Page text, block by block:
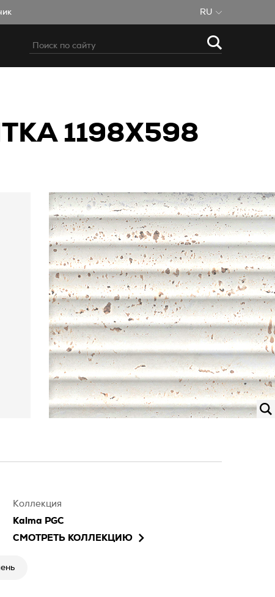
RU
1198X598
Коллекция
Kalma PGC
СМОТРЕТЬ КОЛЛЕКЦИЮ